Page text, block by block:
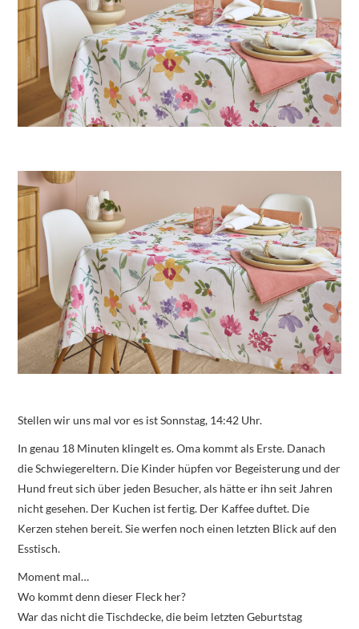
Stellen wir uns mal vor es ist Sonnstag, 14:42 Uhr.
In genau 18 Minuten klingelt es. Oma kommt als Erste. Danach
die Schwiegereltern. Die Kinder hüpfen vor Begeisterung und der
Hund freut sich über jeden Besucher, als hätte er ihn seit Jahren
nicht gesehen. Der Kuchen ist fertig. Der Kaffee duftet. Die
Kerzen stehen bereit. Sie werfen noch einen letzten Blick auf den
Esstisch.
Moment mal…
Wo kommt denn dieser Fleck her?
War das nicht die Tischdecke, die beim letzten Geburtstag